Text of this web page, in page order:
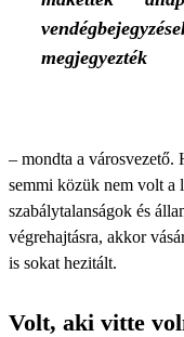
megjegyezték
– mondta a
semmi közük nem volt a
szabálytalanságok és
végrehajtásra, akkor
is sokat hezitált.
Volt, aki vitte